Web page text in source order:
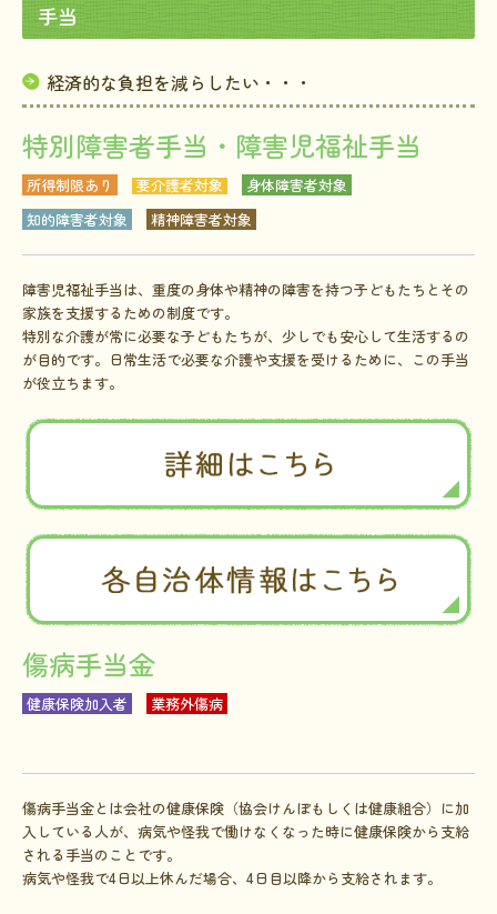
手当
経済的な負担を減らしたい・・・
特別障害者手当・障害児福祉手当
所得制限あり 要介護者対象
身体障害者対象
知的障害者対象
精神障害者対象
障害児福祉手当は、重度の身体や精神の障害を持つ子どもたちとその
家族を支援するための制度です。
特別な介護が常に必要な子どもたちが、少しでも安心して生活するの
が目的です。日常生活で必要な介護や支援を受けるために、この手当
が役立ちます。
傷病手当金
健康保険加入者 業務外傷病
傷病手当金とは会社の健康保険（協会けんぽもしくは健康組合）に加
入している人が、病気や怪我で働けなくなった時に健康保険から支給
される手当のことです。
病気や怪我で4日以上休んだ場合、4日目以降から支給されます。